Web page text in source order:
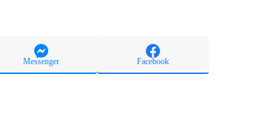
Facebook
Messenger